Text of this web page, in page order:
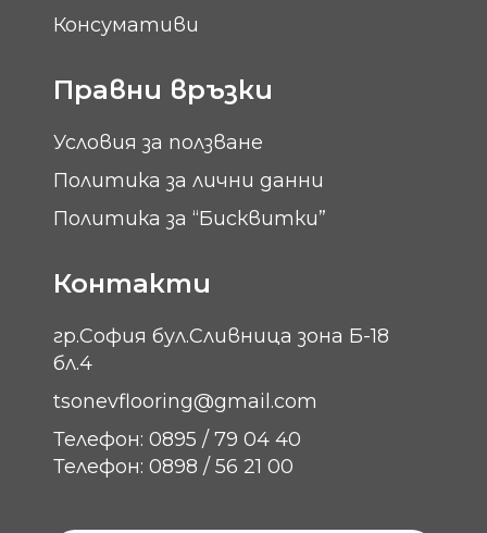
Консумативи
Правни връзки
Условия за ползване
Политика за лични данни
Политика за “Бисквитки”
Контакти
гр.София бул.Сливница зона Б-18
бл.4
tsonevflooring@gmail.com
Телефон: 0895 / 79 04 40
Телефон: 0898 / 56 21 00